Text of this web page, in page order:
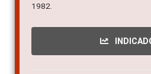
1982.